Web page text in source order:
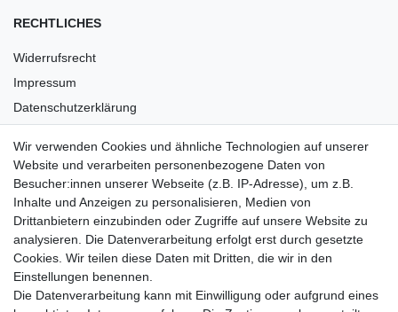
RECHTLICHES
Widerrufsrecht
Impressum
Datenschutzerklärung
Barrierefreiheit
Anleitungen
Vertrag widerrufen
PARTNER
Wir verwenden Cookies und ähnliche Technologien auf unserer
Website und verarbeiten personenbezogene Daten von
Besucher:innen unserer Webseite (z.B. IP-Adresse), um z.B.
Inhalte und Anzeigen zu personalisieren, Medien von
Drittanbietern einzubinden oder Zugriffe auf unsere Website zu
analysieren. Die Datenverarbeitung erfolgt erst durch gesetzte
Cookies. Wir teilen diese Daten mit Dritten, die wir in den
Einstellungen benennen.
Die Datenverarbeitung kann mit Einwilligung oder aufgrund eines